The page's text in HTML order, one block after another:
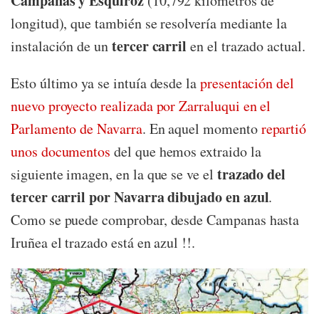
longitud), que también se resolvería mediante la
instalación de untercer carril en el trazado actual.
Esto último ya se intuía desde lapresentación del
nuevo proyecto realizada por Zarraluqui en el
Parlamento de Navarra. En aquel momentorepartió
unos documentos del que hemos extraido la
siguiente imagen, en la que se ve el trazado del
tercer carril por Navarra dibujado en azul.
Como se puede comprobar, desde Campanas hasta
Iruñea el trazado está en azul !!.